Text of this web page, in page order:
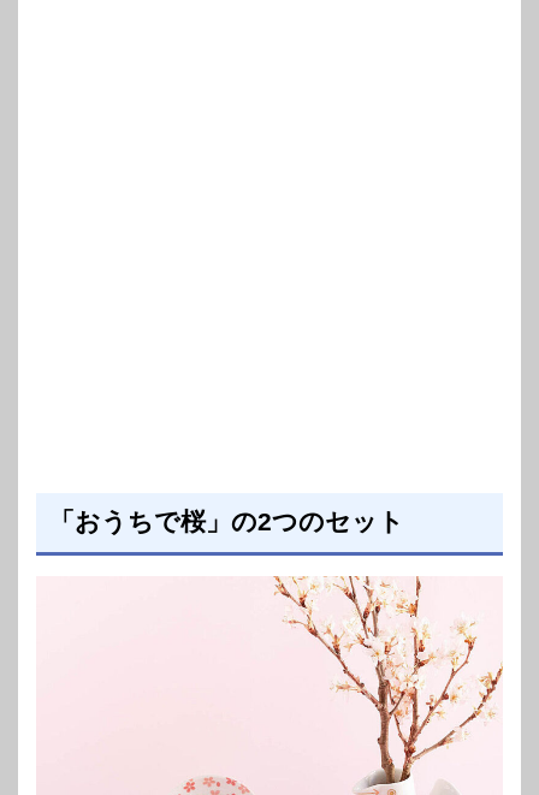
「おうちで桜」の2つのセット